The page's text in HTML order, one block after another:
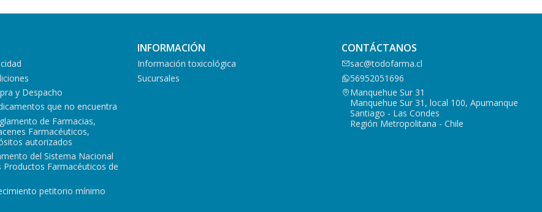
y Despacho
que no encuentra
de Farmacias,
Farmacéuticos,
autorizados
del Sistema Nacional
Productos Farmacéuticos de
petitorio mínimo
INFORMACIÓN
Información toxicológica
Sucursales
CONTÁCTANOS
sac@todofarma.cl
56952051696
Manquehue Sur 31
Manquehue Sur 31, local 100, Apumanque
Santiago - Las Condes
Región Metropolitana - Chile